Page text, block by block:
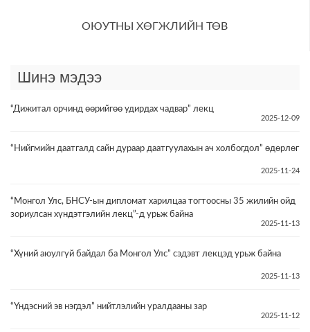
ОЮУТНЫ ХӨГЖЛИЙН ТӨВ
Шинэ мэдээ
“Дижитал орчинд өөрийгөө удирдах чадвар” лекц
2025-12-09
“Нийгмийн даатгалд сайн дураар даатгуулахын ач холбогдол” өдөрлөг
2025-11-24
“Монгол Улс, БНСУ-ын дипломат харилцаа тогтоосны 35 жилийн ойд
зориулсан хүндэтгэлийн лекц”-д урьж байна
2025-11-13
“Хүний аюулгүй байдал ба Монгол Улс” сэдэвт лекцэд урьж байна
2025-11-13
“Үндэсний эв нэгдэл” нийтлэлийн уралдааны зар
2025-11-12